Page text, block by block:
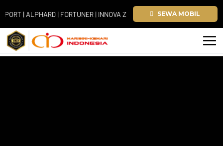
| FORTUNER | INNOVA ZENIX | HIACE SEWA MOBIL